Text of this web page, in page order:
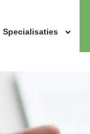
Specialisaties